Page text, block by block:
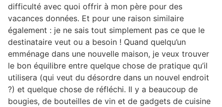
difficulté avec quoi offrir à mon père pour des
vacances données. Et pour une raison similaire
également : je ne sais tout simplement pas ce que le
destinataire veut ou a besoin ! Quand quelqu’un
emménage dans une nouvelle maison, je veux trouver
le bon équilibre entre quelque chose de pratique qu’il
utilisera (qui veut du désordre dans un nouvel endroit
?) et quelque chose de réfléchi. Il y a beaucoup de
bougies, de bouteilles de vin et de gadgets de cuisine